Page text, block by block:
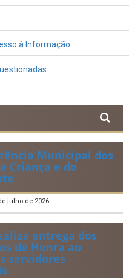
à Informação
Municipal dos
Criança e do
julho de 2026
entrega dos
de Honra ao
servidores